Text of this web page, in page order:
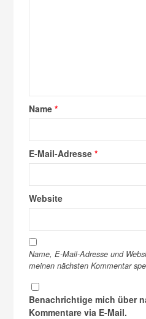
Name*
E-Mail-Adresse*
Website
Name, E-Mail-Adresse und
meinen nächsten Kommentar
Benachrichtige mich über
Kommentare via E-Mail.